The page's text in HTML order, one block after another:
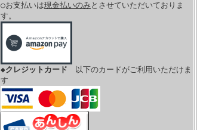
○お支払いは現金払いのみとさせていただいておりま
す。
◆クレジットカード
以下のカードがご利用いただけま
す